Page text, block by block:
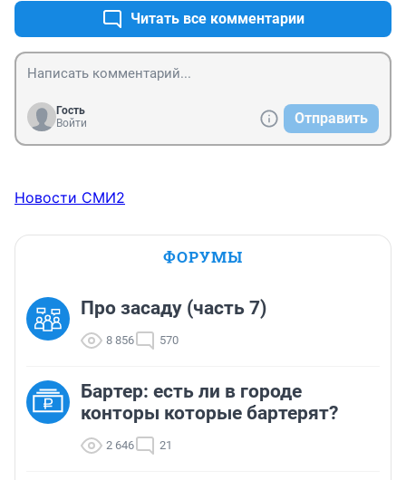
Читать все комментарии
Гость
Войти
Отправить
Новости СМИ2
ФОРУМЫ
Про засаду (часть 7)
8 856 570
Бартер: есть ли в городе
конторы которые бартерят?
2 646 21